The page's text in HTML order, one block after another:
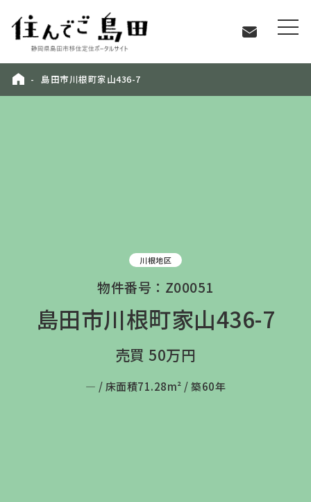
島田市川根町家山436-7
川根地区
物件番号：Z00051
島田市川根町家山436-7
売買 50万円
― / 床面積71.28m² / 築60年